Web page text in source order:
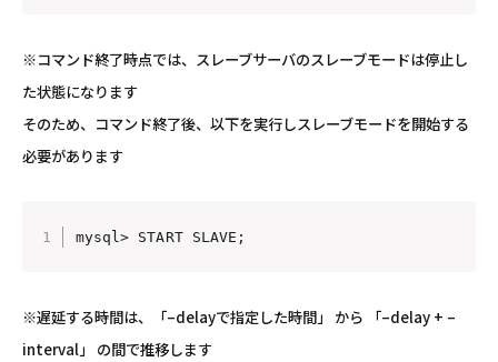
※コマンド終了時点では、スレーブサーバのスレーブモードは停止し
た状態になります
そのため、コマンド終了後、以下を実行しスレーブモードを開始する
必要があります
mysql> START SLAVE;
※遅延する時間は、「–delayで指定した時間」 から 「–delay + –
interval」 の間で推移します